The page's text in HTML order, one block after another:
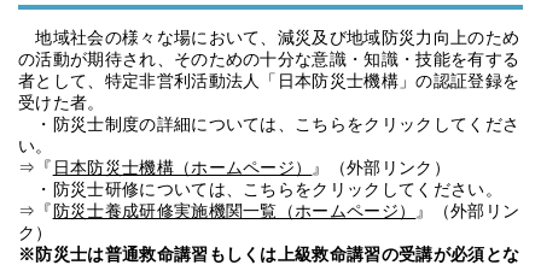
地域社会の様々な場において、減災及び地域防災力向上のため
の活動が期待され、そのための十分な意識・知識・技能を有する
者として、特定非営利活動法人「日本防災士機構」の認証登録を
受けた者。
・防災士制度の詳細については、こちらをクリックしてくださ
い。
⇒『 日本防災士機構（ホームページ）
』（外部リンク）
・防災士研修については、こちらをクリックしてください。
⇒『防災士養成研修実施機関一覧（ホームページ）
』（外部リン
ク）
※防災士は普通救命講習もしくは上級救命講習の受講が必須とな